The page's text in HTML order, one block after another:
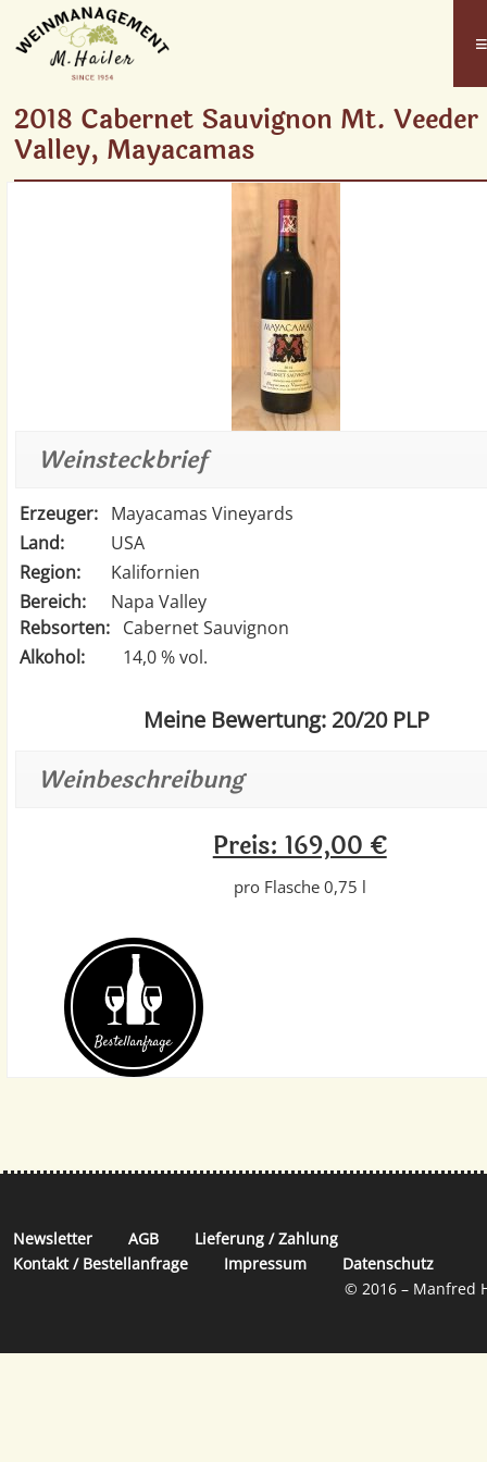
≡
2018 Cabernet Sauvignon Mt. Veeder
Valley, Mayacamas
Weinsteckbrief
Erzeuger: Mayacamas Vineyards
Land:
USA
Region:
Kalifornien
Bereich:
Napa Valley
Rebsorten: Cabernet Sauvignon
Alkohol:
14,0 % vol.
Meine Bewertung: 20/20 PLP
Weinbeschreibung
Preis: 169,00 €
pro Flasche 0,75 l
Bestell­anfrage
Newsletter AGB
Lieferung / Zahlung
Kontakt / Bestellanfrage
Impressum
Datenschutz
© 2016 – Manfred